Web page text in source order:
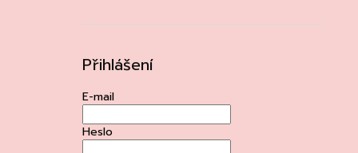
Přihlášení
E-mail
Heslo